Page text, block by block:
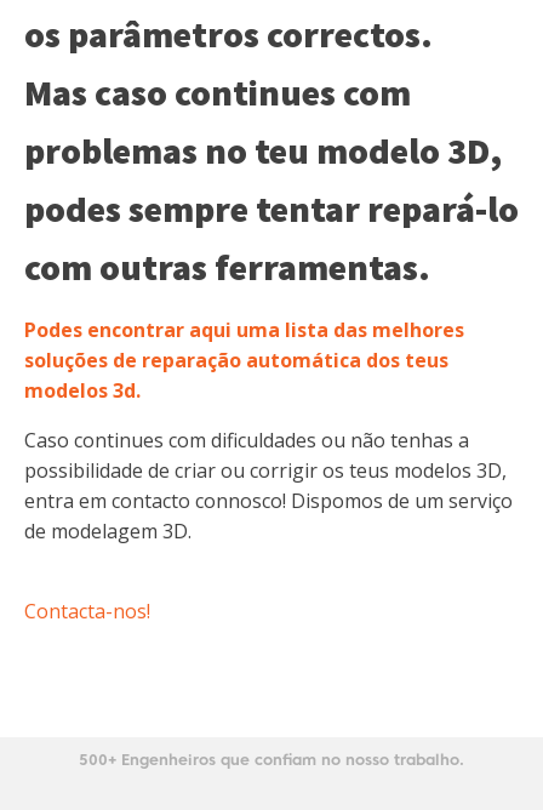
os parâmetros correctos.
Mas caso continues com
problemas no teu modelo 3D,
podes sempre tentar repará-lo
com outras ferramentas.
Podes encontrar aqui uma lista das melhores
soluções de reparação automática dos teus
modelos 3d.
Caso continues com dificuldades ou não tenhas a
possibilidade de criar ou corrigir os teus modelos 3D,
entra em contacto connosco! Dispomos de um serviço
de modelagem 3D.
Contacta-nos!
500+ Engenheiros que confiam no nosso trabalho.